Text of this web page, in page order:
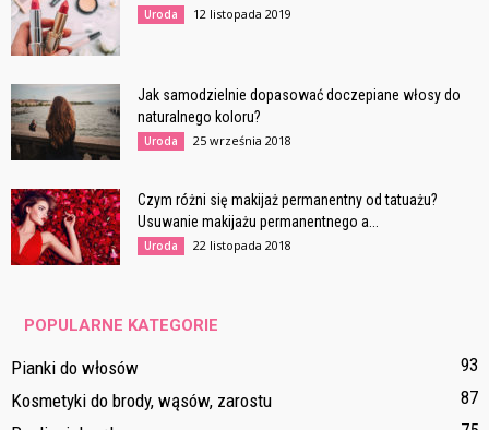
Uroda 12 listopada 2019
Jak samodzielnie dopasować doczepiane włosy do
naturalnego koloru?
Uroda 25 września 2018
Czym różni się makijaż permanentny od tatuażu?
Usuwanie makijażu permanentnego a...
Uroda 22 listopada 2018
POPULARNE KATEGORIE
Pianki do włosów
93
Kosmetyki do brody, wąsów, zarostu
87